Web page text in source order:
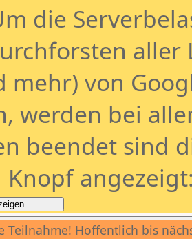
die
aller
mehr) von
werden bei
beendet sind
Teilnahme! Hoffentlich bis